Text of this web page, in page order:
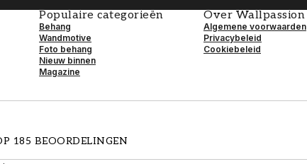
Populaire categorieën
Behang
Wandmotive
Foto behang
Nieuw binnen
Magazine
Over Wallpassion
Algemene voorwaarden
Privacybeleid
Cookiebeleid
185 BEOORDELINGEN